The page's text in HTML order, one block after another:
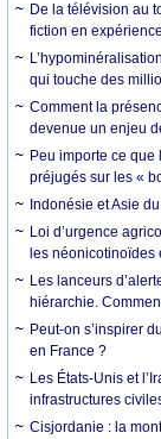
De la télévision au
fiction en expérience
qui touche des
Comment la
devenue un enjeu
Peu importe ce que
préjugés sur les «
Indonésie et Asie
Loi d’urgence
les néonicotinoïdes
Les lanceurs
hiérarchie.
Peut-on s’inspirer
en France ?
Les États-Unis et
infrastructures
Cisjordanie : la